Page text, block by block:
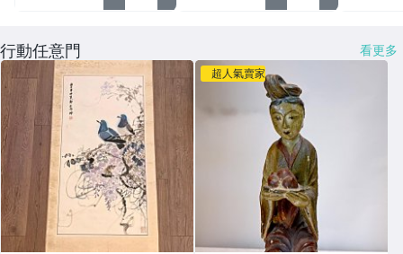
行動任意門 看更多
超人氣賣家